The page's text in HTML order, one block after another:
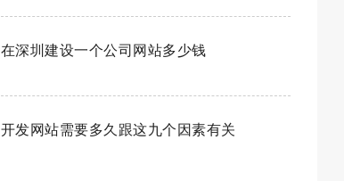
在深圳建设一个公司网站多少钱
开发网站需要多久跟这九个因素有关